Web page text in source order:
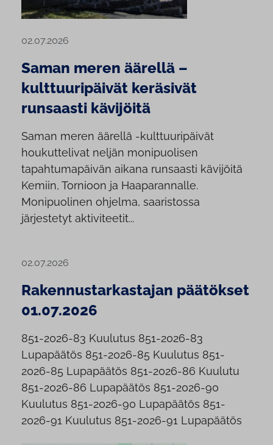
02.07.2026
Saman meren äärellä –
kulttuuripäivät keräsivät
runsaasti kävijöitä
Saman meren äärellä -kulttuuripäivät
houkuttelivat neljän monipuolisen
tapahtumapäivän aikana runsaasti kävijöitä
Kemiin, Tornioon ja Haaparannalle.
Monipuolinen ohjelma, saaristossa
järjestetyt aktiviteetit...
02.07.2026
Rakennustarkastajan päätökset
01.07.2026
851-2026-83 Kuulutus 851-2026-83
Lupapäätös 851-2026-85 Kuulutus 851-
2026-85 Lupapäätös 851-2026-86 Kuulutu
851-2026-86 Lupapäätös 851-2026-90
Kuulutus 851-2026-90 Lupapäätös 851-
2026-91 Kuulutus 851-2026-91 Lupapäätös